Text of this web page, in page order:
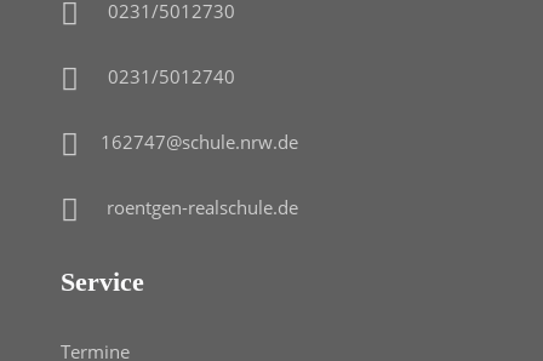
0231/5012730
0231/5012740
162747@schule.nrw.de
roentgen-realschule.de
Service
Termine